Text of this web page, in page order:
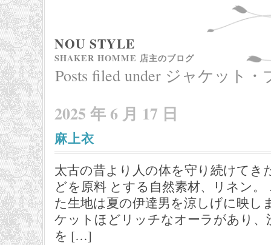
NOU STYLE
SHAKER HOMME 店主のブログ
Posts filed under ジャケット
2025 年 6 月 17 日
麻上衣
太古の昔より人の体を守り続けてき
どを原料 とする自然素材、リネン
た生地は夏の伊達男を涼しげに映し
ケットほどリッチなオーラがあり
を […]